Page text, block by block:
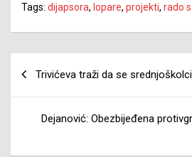
Tags: dijapsora, lopare, projekti, rado
Trivićeva traži da se
Dejanović: Obezbijeđena